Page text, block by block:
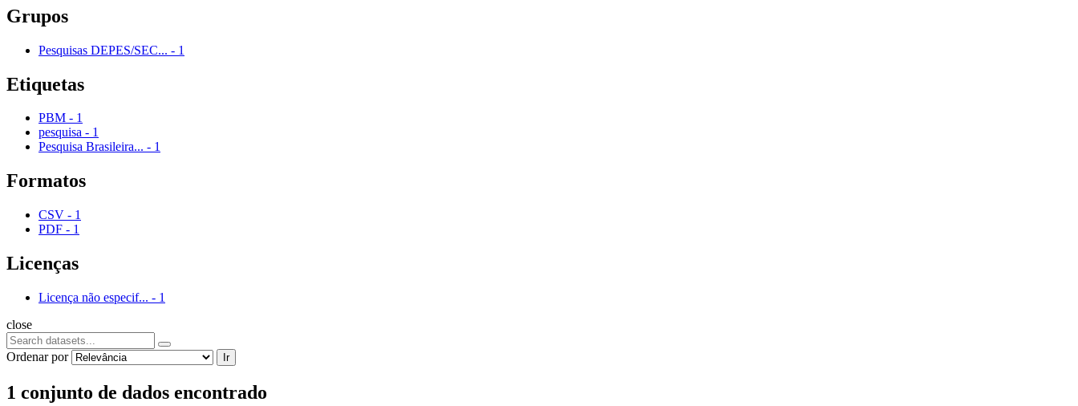
Grupos
Pesquisas DEPES/SEC... - 1
Etiquetas
PBM - 1
pesquisa - 1
Pesquisa Brasileira... - 1
Formatos
CSV - 1
PDF - 1
Licenças
Licença não especif... - 1
close
Ordenar por Ir
1 conjunto de dados encontrado